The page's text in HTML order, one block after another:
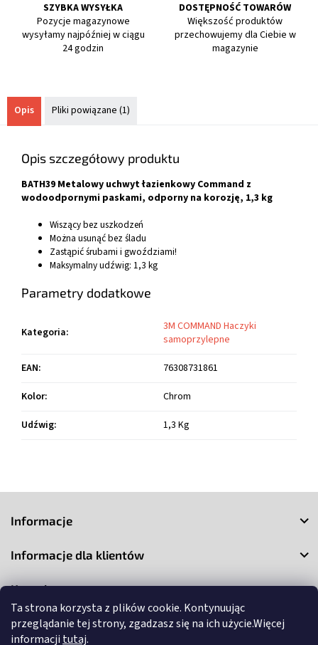
Ta strona korzysta z plików cookie. Kontynuując
przeglądanie tej strony, zgadzasz się na ich użycie.Więcej
informacji tutaj.
SZYBKA WYSYŁKA
Pozycje magazynowe
wysyłamy najpóźniej w ciągu
24 godzin
DOSTĘPNOŚĆ TOWARÓW
Większość produktów
przechowujemy dla Ciebie w
magazynie
Opis Pliki powiązane (1)
Opis szczegółowy produktu
BATH39 Metalowy uchwyt łazienkowy Command z
wodoodpornymi paskami, odporny na korozję, 1,3 kg
Wiszący bez uszkodzeń
Można usunąć bez śladu
Zastąpić śrubami i gwoździami!
Maksymalny udźwig: 1,3 kg
Parametry dodatkowe
Kategoria:
3M COMMAND Haczyki
samoprzylepne
EAN:
76308731861
Kolor:
Chrom
Udźwig: 1,3 Kg
Informacje
Informacje dla klientów
Kontakt